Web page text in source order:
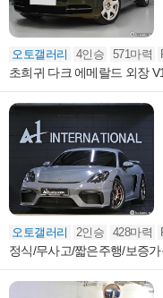
오토갤러리 4인승 571마력
초희귀 다크 에메랄드 외장
오토갤러리 2인승 428마력
정식/무사고/짧은주행/보증